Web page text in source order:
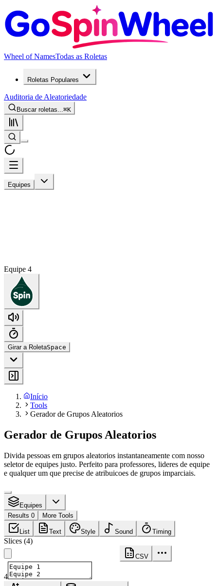
Wheel of NamesTodas as Roletas
Roletas Populares
Auditoria de Aleatoriedade
Buscar roletas... ⌘K
Equipes
Equipe 4
Girar a RoletaSpace
Início
Tools
Gerador de Grupos Aleatorios
Gerador de Grupos Aleatorios
Divida pessoas em grupos aleatorios instantaneamente com nosso
seletor de equipes justo. Perfeito para professores, lideres de equipe
e qualquer um que precise de atribuicoes de grupos imparciais.
Equipes
Results 0
More Tools
List Text Style Sound Timing
Slices (4)
CSV
4